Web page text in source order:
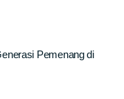
Pemenang di